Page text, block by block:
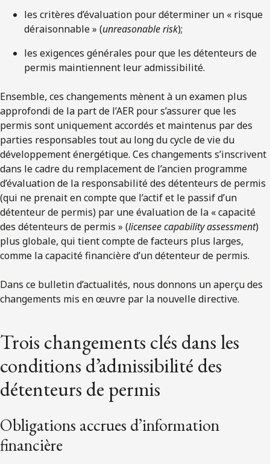
les critères d’évaluation pour déterminer un « risque
déraisonnable » (unreasonable risk);
les exigences générales pour que les détenteurs de
permis maintiennent leur admissibilité.
Ensemble, ces changements mènent à un examen plus
approfondi de la part de l’AER pour s’assurer que les
permis sont uniquement accordés et maintenus par des
parties responsables tout au long du cycle de vie du
développement énergétique. Ces changements s’inscrivent
dans le cadre du remplacement de l’ancien programme
d’évaluation de la responsabilité des détenteurs de permis
(qui ne prenait en compte que l’actif et le passif d’un
détenteur de permis) par une évaluation de la « capacité
des détenteurs de permis » (licensee capability assessment)
plus globale, qui tient compte de facteurs plus larges,
comme la capacité financière d’un détenteur de permis.
Dans ce bulletin d’actualités, nous donnons un aperçu des
changements mis en œuvre par la nouvelle directive.
Trois changements clés dans les
conditions d’admissibilité des
détenteurs de permis
Obligations accrues d’information
financière